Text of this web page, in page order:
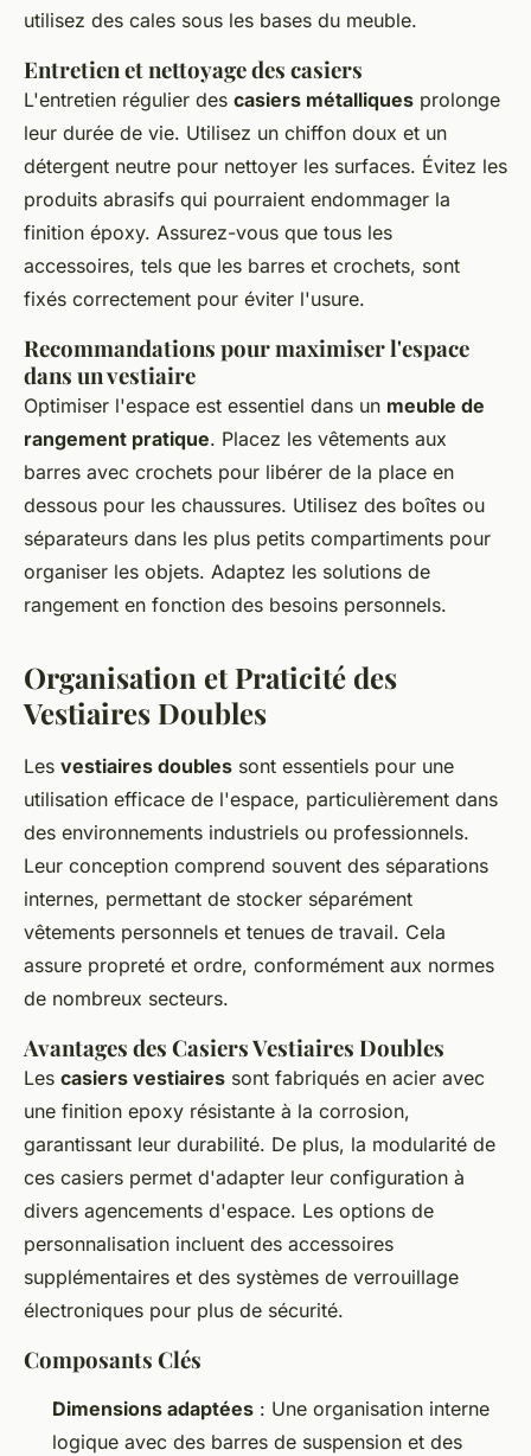
utilisez des cales sous les bases du meuble.
Entretien et nettoyage des casiers
L'entretien régulier des casiers métalliques prolonge
leur durée de vie. Utilisez un chiffon doux et un
détergent neutre pour nettoyer les surfaces. Évitez les
produits abrasifs qui pourraient endommager la
finition époxy. Assurez-vous que tous les
accessoires, tels que les barres et crochets, sont
fixés correctement pour éviter l'usure.
Recommandations pour maximiser l'espace
dans un vestiaire
Optimiser l'espace est essentiel dans un meuble de
rangement pratique. Placez les vêtements aux
barres avec crochets pour libérer de la place en
dessous pour les chaussures. Utilisez des boîtes ou
séparateurs dans les plus petits compartiments pour
organiser les objets. Adaptez les solutions de
rangement en fonction des besoins personnels.
Organisation et Praticité des
Vestiaires Doubles
Les vestiaires doubles sont essentiels pour une
utilisation efficace de l'espace, particulièrement dans
des environnements industriels ou professionnels.
Leur conception comprend souvent des séparations
internes, permettant de stocker séparément
vêtements personnels et tenues de travail. Cela
assure propreté et ordre, conformément aux normes
de nombreux secteurs.
Avantages des Casiers Vestiaires Doubles
Les casiers vestiaires sont fabriqués en acier avec
une finition epoxy résistante à la corrosion,
garantissant leur durabilité. De plus, la modularité de
ces casiers permet d'adapter leur configuration à
divers agencements d'espace. Les options de
personnalisation incluent des accessoires
supplémentaires et des systèmes de verrouillage
électroniques pour plus de sécurité.
Composants Clés
Dimensions adaptées : Une organisation interne
logique avec des barres de suspension et des